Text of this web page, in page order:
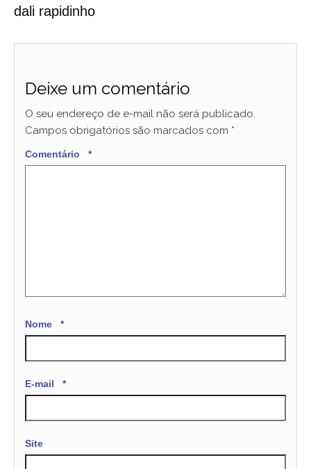
dali rapidinho
Deixe um comentário
O seu endereço de e-mail não será publicado.
Campos obrigatórios são marcados com *
Comentário*
Nome*
E-mail*
Site